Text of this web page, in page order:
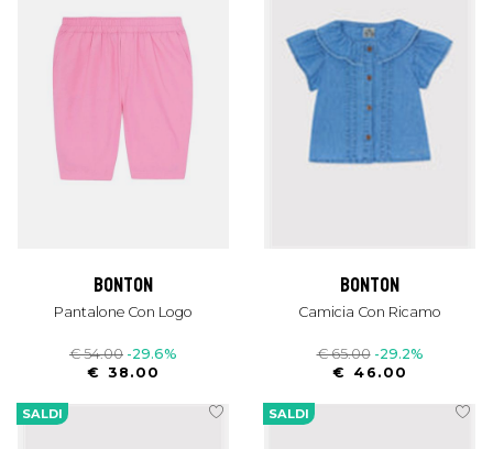
bonton
Pantalone Con Logo
€ 54.00 -29.6%
€ 38.00
bonton
Camicia Con Ricamo
€ 65.00 -29.2%
€ 46.00
SALDI SALDI